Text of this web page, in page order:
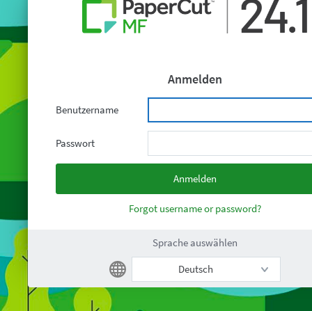
Anmelden
Benutzername
Passwort
Forgot username or password?
Sprache auswählen